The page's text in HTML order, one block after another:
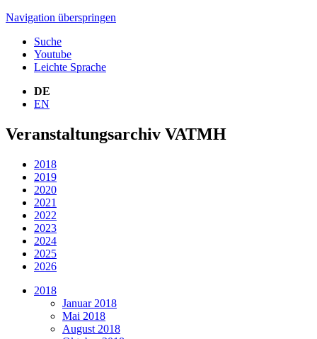
Navigation überspringen
Suche
Youtube
Leichte Sprache
DE
EN
Veranstaltungsarchiv VATMH
2018
2019
2020
2021
2022
2023
2024
2025
2026
2018
Januar 2018
Mai 2018
August 2018